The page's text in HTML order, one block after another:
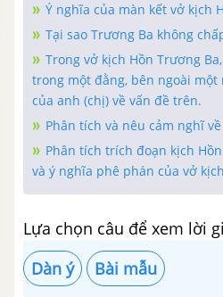
Ý nghĩa của màn kết vở kịch
Tại sao Trương Ba không
Trong vở kịch Hồn Trương
trong một đằng, bên ngoài
của anh (chị) về vấn đề trên.
Phân tích và nêu cảm nghĩ
Phân tích trích đoạn kịch
và ý nghĩa phê phán của vở kịch
Lựa chọn câu để xem lời
Dàn ý
Bài mẫu